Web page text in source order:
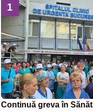
1
Continuă greva în